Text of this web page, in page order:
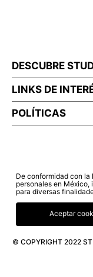
DESCUBRE
LINKS DE
POLÍTICAS
© COPYRIGHT 2022
De conformidad con
personales en
para diversas
Aceptar